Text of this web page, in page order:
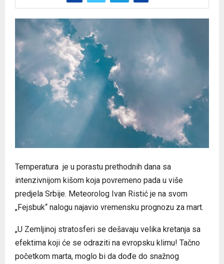
Temperatura je u porastu prethodnih dana sa
intenzivnijom kišom koja povremeno pada u više
predjela Srbije. Meteorolog Ivan Ristić je na svom
„Fejsbuk“ nalogu najavio vremensku prognozu za mart.
„U Zemljinoj stratosferi se dešavaju velika kretanja sa
efektima koji će se odraziti na evropsku klimu! Tačno
početkom marta, moglo bi da dođe do snažnog